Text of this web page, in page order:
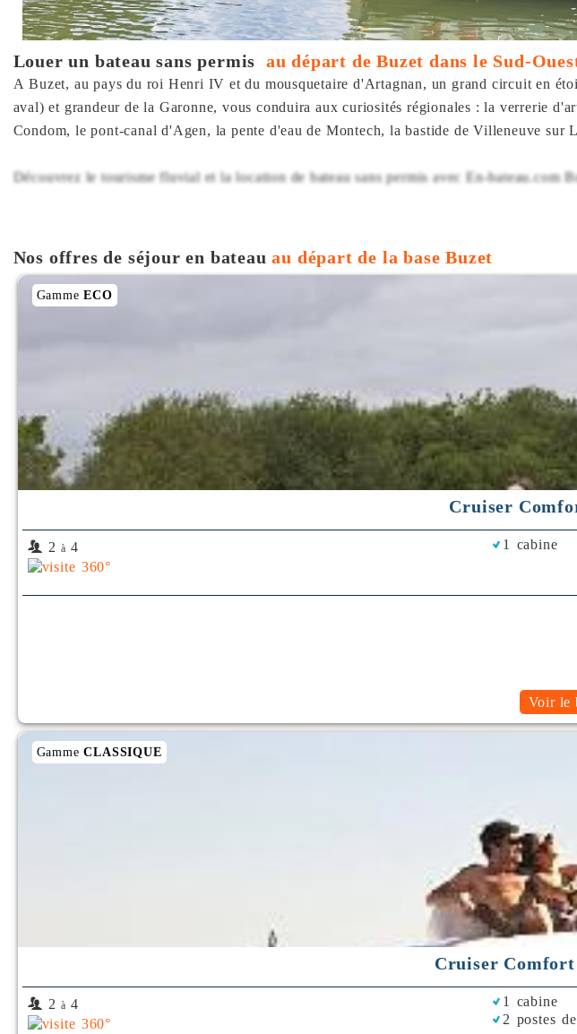
Louer un bateau sans permis au départ de Buzet dans le Sud-
A Buzet, au pays du roi Henri IV et du mousquetaire d'Artagnan, un grand circuit en
aval) et grandeur de la Garonne, vous conduira aux curiosités régionales : la verrerie
Condom, le pont-canal d'Agen, la pente d'eau de Montech, la bastide de Villeneuve sur
Découvrez le tourisme fluvial et la location de bateau sans permis avec En-bateau.com
Nos offres de séjour en bateauau départ de la base Buzet
GammeECO
Cruiser
2 à4 1 cabine
Voir le
GammeCLASSIQUE
Cruiser
2 à4
1 cabine
2 postes